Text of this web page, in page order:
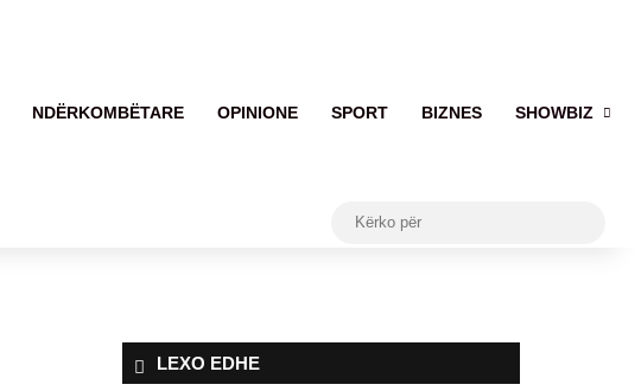
NDËRKOMBËTARE OPINIONE SPORT BIZNES SHOWBIZ
LEXO EDHE